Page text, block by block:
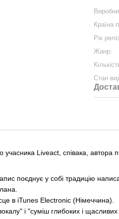
Країна
Рік
Жанр:
Стан
Liveact, співака, автора
поєднує у собі традицію
в iTunes Electronic (Німеччина).
і "суміш глибоких і